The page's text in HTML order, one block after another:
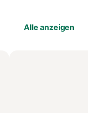
Alle anzeigen